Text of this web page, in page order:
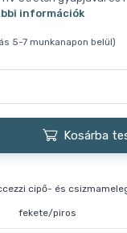
információk
5-7 munkanapon belül)
Kosárba
cipő- és
fekete/piros